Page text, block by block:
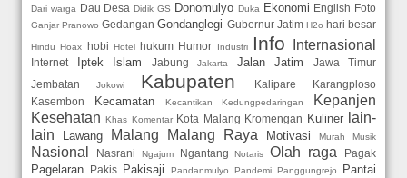
Dari warga Dau Desa Didik GS Donomulyo Duka Ekonomi English Foto
Ganjar Pranowo Gedangan Gondanglegi Gubernur Jatim H2o hari besar
Hindu Hoax hobi Hotel hukum Humor Industri Info Internasional
Internet Iptek Islam Jabung Jakarta Jalan Jatim
Jawa Timur
Jembatan
Jokowi Kabupaten Kalipare
Karangploso
Kasembon
Kecamatan Kecantikan Kedungpedaringan
Kepanjen
Kesehatan Khas Komentar Kota Malang Kromengan Kuliner
lain-
lain
Lawang Malang Malang Raya Motivasi Murah Musik
Nasional Nasrani Ngajum Ngantang Notaris Olah raga Pagak
Pagelaran Pakis Pakisaji Pandanmulyo Pandemi Panggungrejo Pantai